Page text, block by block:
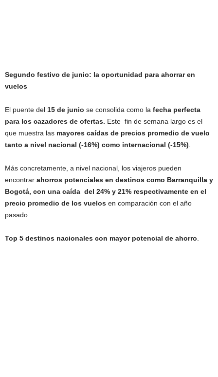
Segundo festivo de junio: la oportunidad para ahorrar en
vuelos
El puente del 15 de junio se consolida como la fecha perfecta
para los cazadores de ofertas. Este fin de semana largo es el
que muestra las mayores caídas de precios promedio de vuelo
tanto a nivel nacional (-16%) como internacional (-15%).
Más concretamente, a nivel nacional, los viajeros pueden
encontrar ahorros potenciales en destinos como Barranquilla y
Bogotá, con una caída del 24% y 21% respectivamente en el
precio promedio de los vuelos en comparación con el año
pasado.
Top 5 destinos nacionales con mayor potencial de ahorro.